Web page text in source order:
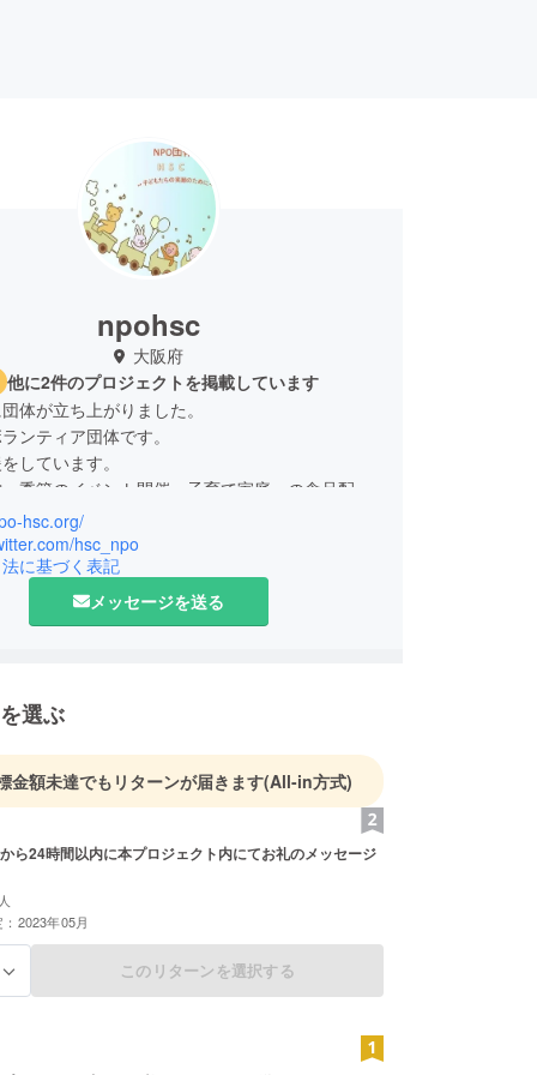
npohsc
大阪府
他に2件のプロジェクトを掲載しています
体が立ち上がりました。
ンティア団体です。
しています。
季節のイベント開催、子育て家庭への食品配布
ます。
33名(うち役員6名)で活動をしています。
hsc.org/
hsc_npo
に基づく表記
メッセージを送る
選ぶ
金額未達でもリターンが届きます(All-in方式)
ら24時間以内に本プロジェクト内にてお礼のメッセージ
2023年05月
このリターンを選択する